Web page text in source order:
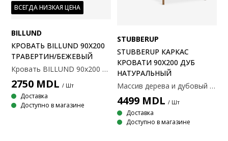
ВСЕГДА НИЗКАЯ ЦЕНА
BILLUND
КРОВАТЬ BILLUND 90X200
ТРАВЕРТИН/БЕЖЕВЫЙ
Кровать BILLUND 90x200 травертин/бежевый
2750 MDL / Шт
Доставка
Доступно в магазине
STUBBERUP
STUBBERUP КАРКАС
КРОВАТИ 90X200 ДУБ
НАТУРАЛЬНЫЙ
Массив дерева и дубовый шпон. Подходит для матраса размером 90x200 см. В комплект не входят реечное основание и матрас. 97x207x103 см
4499 MDL / Шт
Доставка
Доступно в магазине